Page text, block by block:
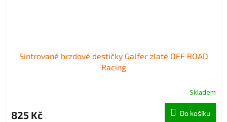
Sintrované brzdové destičky Galfer zlaté OFF ROAD
Racing
Skladem
825 Kč Do košíku